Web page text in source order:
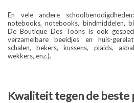
En vele andere
notebooks, notebooks, bindmiddelen,
De Boutique Des Toons is ook
verzamelbare beeldjes en huis-
schalen, bekers, kussens, plaids,
wekkers, enz.).
Kwaliteit tegen de beste